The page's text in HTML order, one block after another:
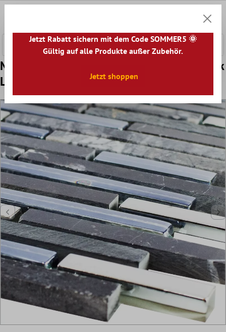
Muster von Glas Naturstein Artificial Mosaik
Liberia Schwarz
Jetzt Rabatt sichern mit dem Code SOMMER5 🌞
Gültig auf alle Produkte außer Zubehör.
Jetzt shoppen